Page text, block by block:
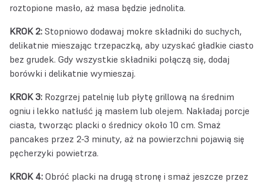
roztopione masło, aż masa będzie jednolita.
KROK 2: Stopniowo dodawaj mokre składniki do suchych,
delikatnie mieszając trzepaczką, aby uzyskać gładkie ciasto
bez grudek. Gdy wszystkie składniki połączą się, dodaj
borówki i delikatnie wymieszaj.
KROK 3: Rozgrzej patelnię lub płytę grillową na średnim
ogniu i lekko natłuść ją masłem lub olejem. Nakładaj porcje
ciasta, tworząc placki o średnicy około 10 cm. Smaż
pancakes przez 2-3 minuty, aż na powierzchni pojawią się
pęcherzyki powietrza.
KROK 4: Obróć placki na drugą stronę i smaż jeszcze przez